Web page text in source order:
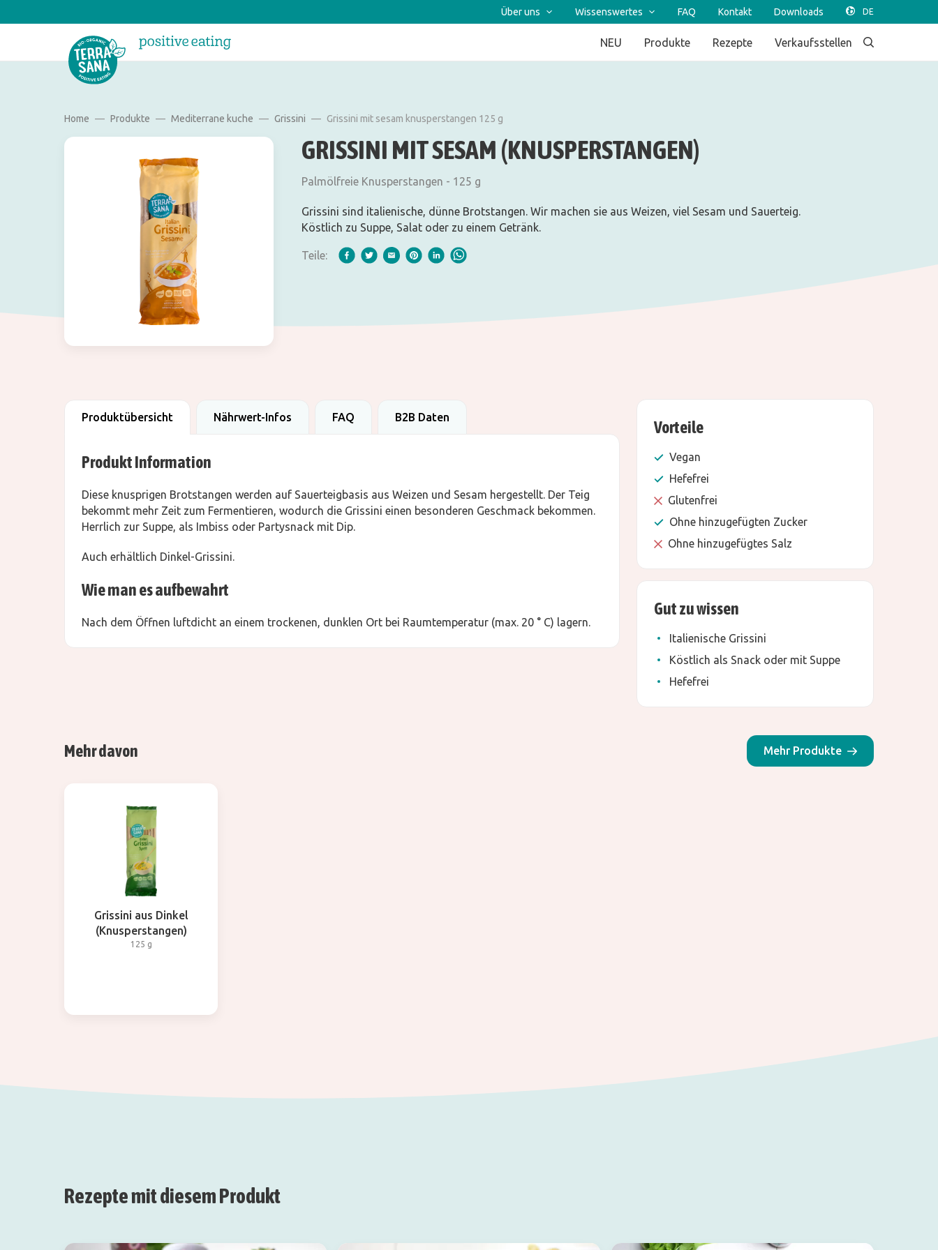
Über uns Wissenswertes FAQ Kontakt Downloads
NEU Produkte Rezepte Verkaufsstellen
Home Produkte Mediterrane kuche Grissini Grissini mit sesam knusperstangen 125 g
GRISSINI MIT SESAM (KNUSPERSTANGEN)
Palmölfreie Knusperstangen - 125 g
Grissini sind italienische, dünne Brotstangen. Wir machen sie aus Weizen, viel Sesam und Sauerteig.
Köstlich zu Suppe, Salat oder zu einem Getränk.
Teile:
Produktübersicht Nährwert-Infos FAQ B2B Daten
Produkt Information
Diese knusprigen Brotstangen werden auf Sauerteigbasis aus Weizen und Sesam hergestellt. Der Teig
bekommt mehr Zeit zum Fermentieren, wodurch die Grissini einen besonderen Geschmack bekommen.
Herrlich zur Suppe, als Imbiss oder Partysnack mit Dip.
Auch erhältlich Dinkel-Grissini.
Wie man es aufbewahrt
Nach dem Öffnen luftdicht an einem trockenen, dunklen Ort bei Raumtemperatur (max. 20 ° C) lagern.
Vorteile
Vegan
Hefefrei
Glutenfrei
Ohne hinzugefügten Zucker
Ohne hinzugefügtes Salz
Gut zu wissen
Italienische Grissini
Köstlich als Snack oder mit Suppe
Hefefrei
Mehr davon Mehr Produkte
Grissini aus Dinkel
(Knusperstangen)
125 g
Rezepte mit diesem Produkt